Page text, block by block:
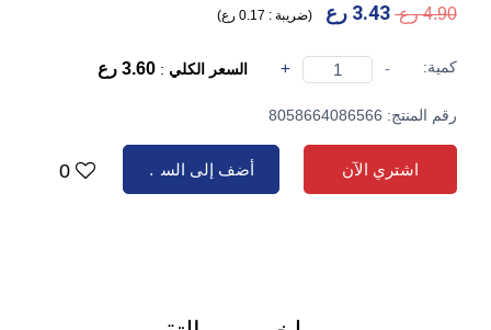
4.90 رع 3.43 رع (ضريبة : 0.17 رع )
كمية: -
+ السعر الكلي : 3.60 رع
رقم المنتج: 8058664086566
اشتري الآن أضف إلى السلة 0